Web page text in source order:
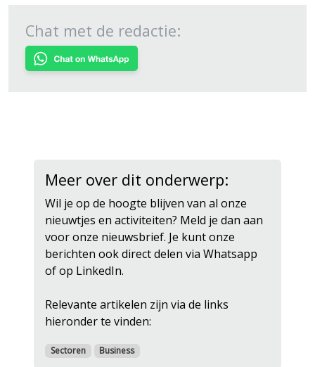
Chat met de redactie:
Meer over dit onderwerp:
Wil je op de hoogte blijven van al onze
nieuwtjes en activiteiten? Meld je dan aan
voor onze nieuwsbrief. Je kunt onze
berichten ook direct delen via Whatsapp
of op LinkedIn.
Relevante artikelen zijn via de links
hieronder te vinden:
Sectoren Business